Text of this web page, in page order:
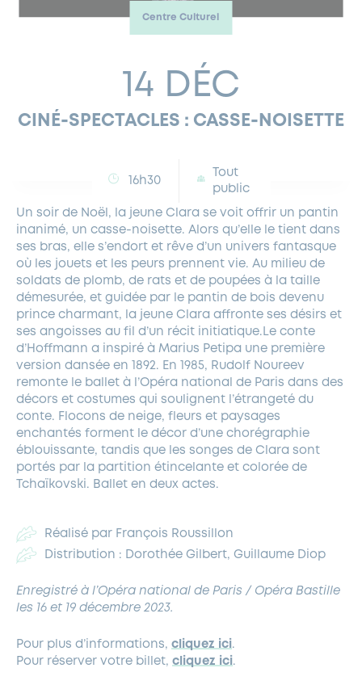
GÉRER MES DÉCHETS
EAU POTABLE ET ASSAINISSEMENT
DÉCLARATION DE CATASTROPHE NATURELLE
NOUVEAUX ARRIVANTS
LOCATION DE SALLES
INFORMATIONS PRATIQUES
MIEUX CONSOMMER
SUBVENTIONS
COMMUNICATIONS ADMINISTRATIVES
PANNEAUX D’AFFICHAGE LIBRE
PARTENAIRES INSTITUTIONNELS
GRÖBENZELL
LE BEGM THÉTIS
ANCIENS COMBATTANTS ET MÉMOIRE
DÉVELOPPEMENT DURABLE
PARCS ET SQUARES DE LA VILLE
DEMANDE D’ABATTAGE
GESTION DU PATRIMOINE ARBORÉ
Centre Culturel
14 DÉC
CINÉ-SPECTACLES : CASSE-NOISETTE
16h30
Tout
public
Un soir de Noël, la jeune Clara se voit offrir un pantin
inanimé, un casse-noisette. Alors qu’elle le tient dans
ses bras, elle s’endort et rêve d’un univers fantasque
où les jouets et les peurs prennent vie. Au milieu de
soldats de plomb, de rats et de poupées à la taille
démesurée, et guidée par le pantin de bois devenu
prince charmant, la jeune Clara affronte ses désirs et
ses angoisses au fil d’un récit initiatique.Le conte
d’Hoffmann a inspiré à Marius Petipa une première
version dansée en 1892. En 1985, Rudolf Noureev
remonte le ballet à l’Opéra national de Paris dans des
décors et costumes qui soulignent l’étrangeté du
conte. Flocons de neige, fleurs et paysages
enchantés forment le décor d’une chorégraphie
éblouissante, tandis que les songes de Clara sont
portés par la partition étincelante et colorée de
Tchaïkovski. Ballet en deux actes.
Réalisé par François Roussillon
Distribution : Dorothée Gilbert, Guillaume Diop
Enregistré à l’Opéra national de Paris / Opéra Bastille
les 16 et 19 décembre 2023.
Pour plus d’informations, cliquez ici.
Pour réserver votre billet, cliquez ici.